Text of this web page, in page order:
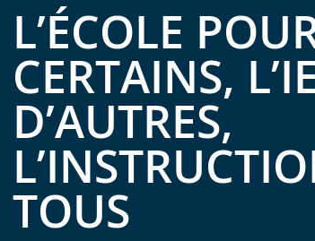
L’ÉCOLE
CERTAINS,
D’AUTRES,
TOUS